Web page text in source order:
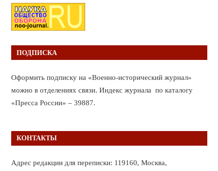
ПОДПИСКА
Оформить подписку на «Военно-исторический журнал»
можно в отделениях связи. Индекс журнала по каталогу
«Пресса России» – 39887.
КОНТАКТЫ
Адрес редакции для переписки: 119160, Москва,